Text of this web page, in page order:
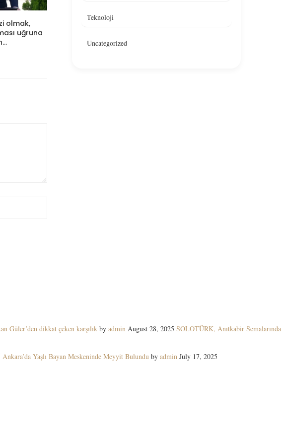
olmak,
uğruna
Ankara’da Restoranda Yangın,
Teknoloji
Uncategorized
Güler’den dikkat çeken karşılık by admin August 28, 2025 SOLOTÜRK, Anıtkabir Semalarında
Ankara’da Yaşlı Bayan Meskeninde Meyyit Bulundu by admin July 17, 2025